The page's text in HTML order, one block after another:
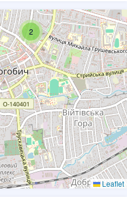
до нас, і ваша
та красиво в унікальному
2
Leaflet